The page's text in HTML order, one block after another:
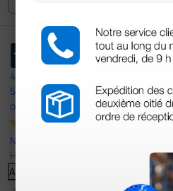
4,4
597
opiniones
Nuestras reseñas de 4 y 5 estrellas.
Haga clic aquí para leerlos todos >
Anterior